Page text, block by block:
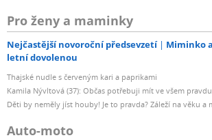
Pro ženy a maminky
Nejčastější novoroční předsevzetí Miminko
letní dovolenou
Thajské nudle s červeným kari a paprikami
Kamila Nývltová (37): Občas potřebuji mít ve všem
Děti by neměly jíst houby! Je to pravda? Záleží na věku a
Auto-moto